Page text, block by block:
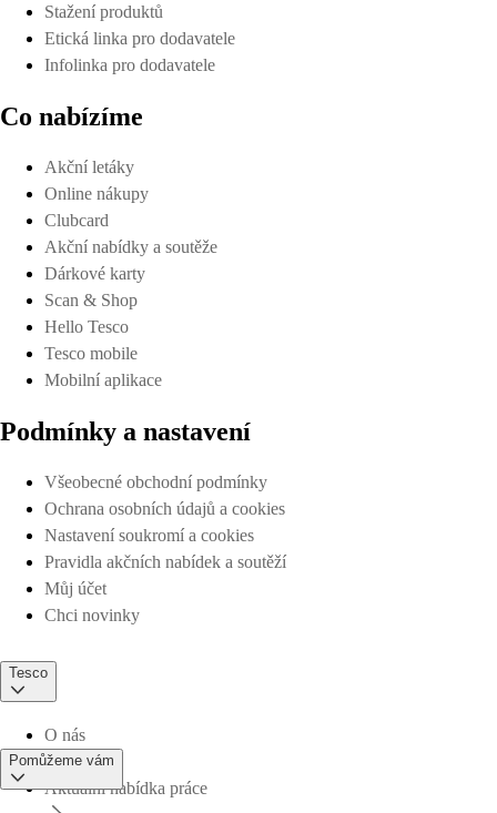
Stažení produktů
Etická linka pro dodavatele
Infolinka pro dodavatele
Co nabízíme
Akční letáky
Online nákupy
Clubcard
Akční nabídky a soutěže
Dárkové karty
Scan & Shop
Hello Tesco
Tesco mobile
Mobilní aplikace
Podmínky a nastavení
Všeobecné obchodní podmínky
Ochrana osobních údajů a cookies
Nastavení soukromí a cookies
Pravidla akčních nabídek a soutěží
Můj účet
Chci novinky
Tesco
O nás
Aktuální nabídka práce
Pomůžeme vám